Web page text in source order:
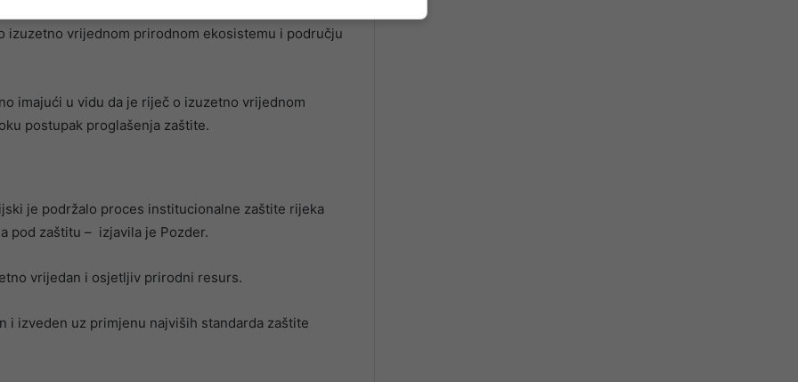
izjavila je kako je Ministarstvo reagovalo odmah
izuzetno vrijednom prirodnom ekosistemu i području
imajući u vidu da je riječ o izuzetno vrijednom
postupak proglašenja zaštite.
je podržalo proces institucionalne zaštite rijeka
pod zaštitu – izjavila je Pozder.
vrijedan i osjetljiv prirodni resurs.
i izveden uz primjenu najviših standarda zaštite